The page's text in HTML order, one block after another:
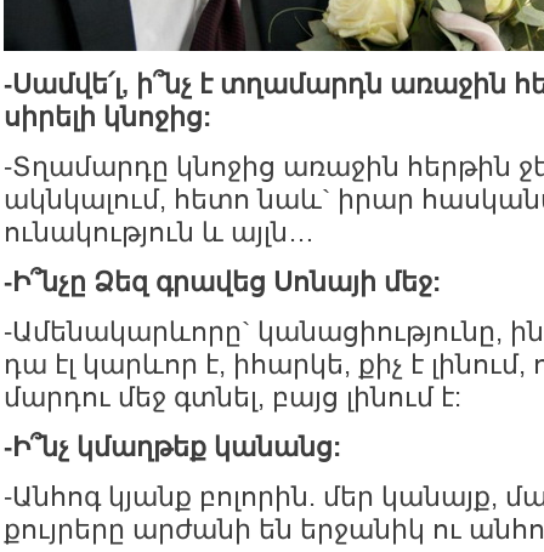
-Սամվե՛լ, ի՞նչ է տղամարդն առաջին
սիրելի կնոջից:
-Տղամարդը կնոջից առաջին հերթին
ակնկալում, հետո նաև` իրար
ունակություն և այլն…
-Ի՞նչը Ձեզ գրավեց Սոնայի մեջ:
-Ամենակարևորը` կանացիությունը,
դա էլ կարևոր է, իհարկե, քիչ է լինում,
մարդու մեջ գտնել, բայց լինում է:
-Ի՞նչ կմաղթեք կանանց:
-Անհոգ կյանք բոլորին. մեր կանայք,
քույրերը արժանի են երջանիկ ու